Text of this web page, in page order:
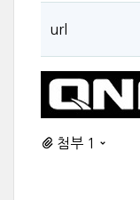
url
첨부 1